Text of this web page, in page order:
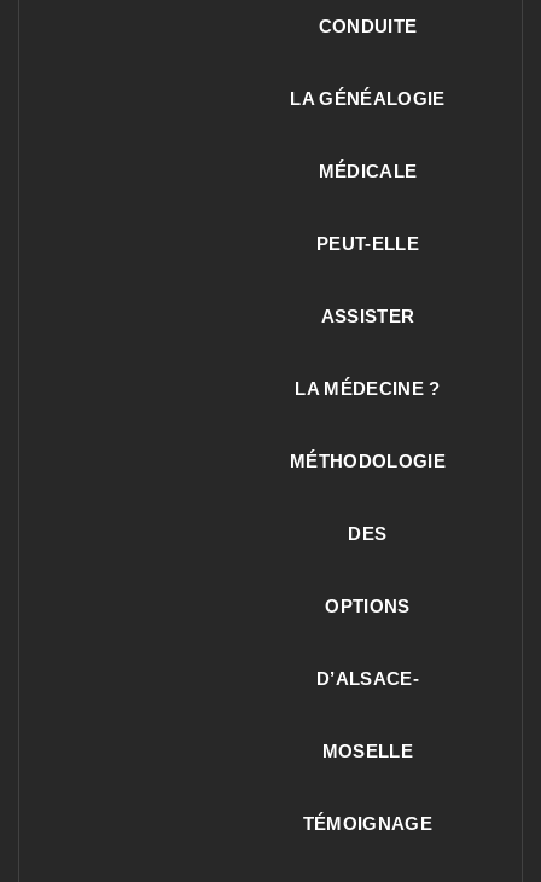
CONDUITE
LA GÉNÉALOGIE
MÉDICALE
PEUT-ELLE
ASSISTER
LA MÉDECINE ?
MÉTHODOLOGIE
DES
OPTIONS
D’ALSACE-
MOSELLE
TÉMOIGNAGE